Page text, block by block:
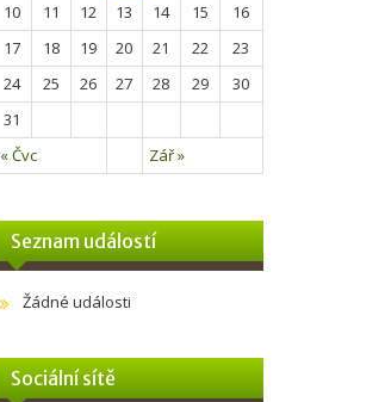
10
11 12 13 14 15
16
17
18 19 20 21 22
23
24
25 26 27 28 29
30
31
« Čvc
Zář »
Seznam událostí
Žádné události
Sociální sítě